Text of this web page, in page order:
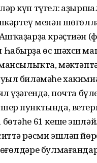
күп түгел:
менән
крәҫтиән
өс шәхси
биләмәһе
үҙәгендә, почта
пунктында,
61 кеше
рәсми эшләп